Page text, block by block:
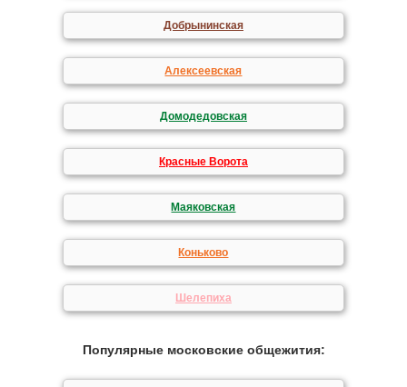
Добрынинская
Алексеевская
Домодедовская
Красные Ворота
Маяковская
Коньково
Шелепиха
Популярные московские общежития: